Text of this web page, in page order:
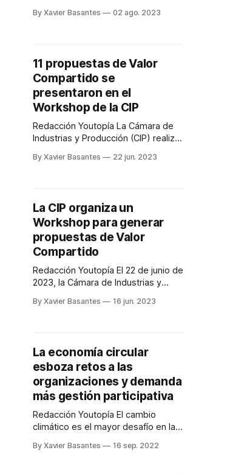
Workshop: Co-creación de Valor
afiliadas a la CIP y sus cadenas de
valor. El propósito del encuentro fue
impulsar propuestas de triple
impacto (económico,
By Xavier Basantes 02 ago. 2023
11 propuestas de Valor
Compartido se
presentaron en el
Workshop de la CIP
Redacción Youtopía La Cámara de
Industrias y Producción (CIP) realizó
Compartido. Este encuentro
impacto, para aplicar en las cadenas
productivas. Pablo Jiménez,
vicepresidente ejecutivo de la CIP,
en su discurso de
By Xavier Basantes 22 jun. 2023
La CIP organiza un
Workshop para generar
propuestas de Valor
Compartido
Redacción Youtopía El 22 de junio de
2023, la Cámara de Industrias y
Workshop: Co-creación de Valor
impacto, para aplicar en diferentes
cadenas productivas. De esta
manera, el gremio empresarial
busca
By Xavier Basantes 16 jun. 2023
La economía circular
esboza retos a las
organizaciones y demanda
más gestión participativa
Redacción Youtopía El cambio
climático es el mayor desafío en la
más acciones globales para mitigar
By Xavier Basantes 16 sep. 2022